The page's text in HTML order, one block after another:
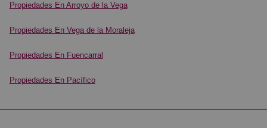
Propiedades En Arroyo de la Vega
Propiedades En Vega de la Moraleja
Propiedades En Fuencarral
Propiedades En Pacífico